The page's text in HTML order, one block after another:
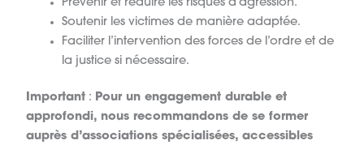
Prévenir et réduire les risques d’agression.
Soutenir les victimes de manière adaptée.
Faciliter l’intervention des forces de l’ordre et de
la justice si nécessaire.
Important: Pour un engagement durable et
approfondi, nous recommandons de se former
auprès d’associations spécialisées, accessibles